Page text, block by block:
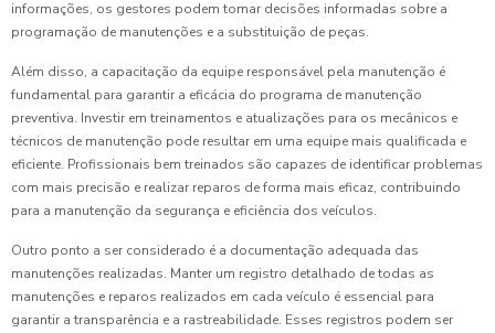
informações, os gestores podem tomar decisões informadas sobre a
programação de manutenções e a substituição de peças.
Além disso, a capacitação da equipe responsável pela manutenção é
fundamental para garantir a eficácia do programa de manutenção
preventiva. Investir em treinamentos e atualizações para os mecânicos e
técnicos de manutenção pode resultar em uma equipe mais qualificada e
eficiente. Profissionais bem treinados são capazes de identificar problemas
com mais precisão e realizar reparos de forma mais eficaz, contribuindo
para a manutenção da segurança e eficiência dos veículos.
Outro ponto a ser considerado é a documentação adequada das
manutenções realizadas. Manter um registro detalhado de todas as
manutenções e reparos realizados em cada veículo é essencial para
garantir a transparência e a rastreabilidade. Esses registros podem ser